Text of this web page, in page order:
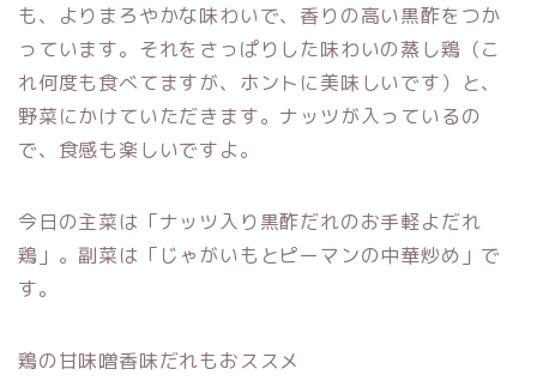
も、よりまろやかな味わいで、香りの高い黒酢をつか
っています。それをさっぱりした味わいの蒸し鶏（こ
れ何度も食べてますが、ホントに美味しいです）と、
野菜にかけていただきます。ナッツが入っているの
で、食感も楽しいですよ。
今日の主菜は「ナッツ入り黒酢だれのお手軽よだれ
鶏」。副菜は「じゃがいもとピーマンの中華炒め」で
す。
鶏の甘味噌香味だれもおススメ